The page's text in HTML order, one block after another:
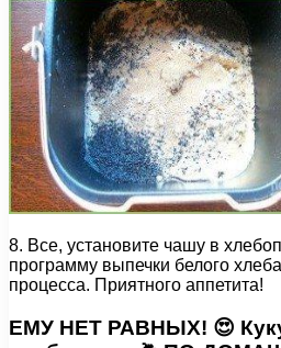
8. Все, установите чашу в
программу выпечки белого
процесса. Приятного аппетита!
ЕМУ НЕТ РАВНЫХ! 😍